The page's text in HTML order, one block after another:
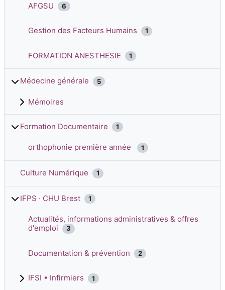
AFGSU 6
Gestion des Facteurs Humains 1
FORMATION ANESTHESIE 1
Médecine générale 5
Mémoires
Formation Documentaire 1
orthophonie première année 1
Culture Numérique 1
IFPS · CHU Brest 1
Actualités, informations administratives & offres
d'emploi
3
Documentation & prévention 2
IFSI • Infirmiers 1